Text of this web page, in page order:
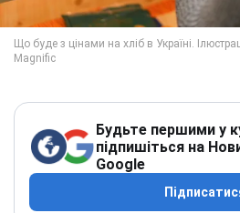
Будьте першими у
підпишіться на
Google